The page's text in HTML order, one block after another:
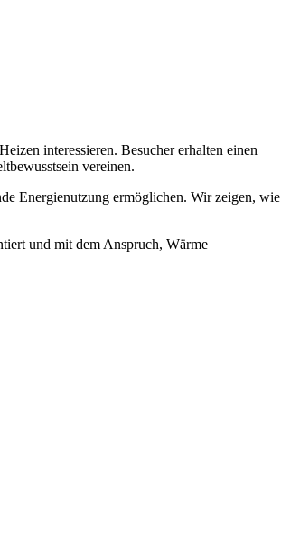
interessieren. Besucher erhalten einen
vereinen.
Energie­nutzung ermöglichen. Wir zeigen, wie
und mit dem Anspruch, Wärme